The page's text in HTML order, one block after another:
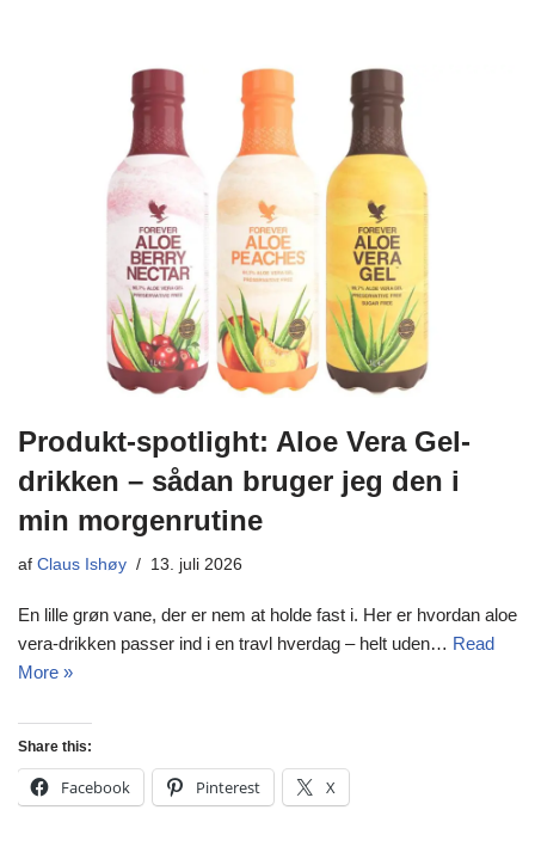
Produkt-spotlight: Aloe Vera Gel-
drikken – sådan bruger jeg den i
min morgenrutine
af Claus Ishøy 13. juli 2026
En lille grøn vane, der er nem at holde fast i. Her er hvordan aloe
vera-drikken passer ind i en travl hverdag – helt uden… Read
More »
Share this:
Facebook Pinterest X